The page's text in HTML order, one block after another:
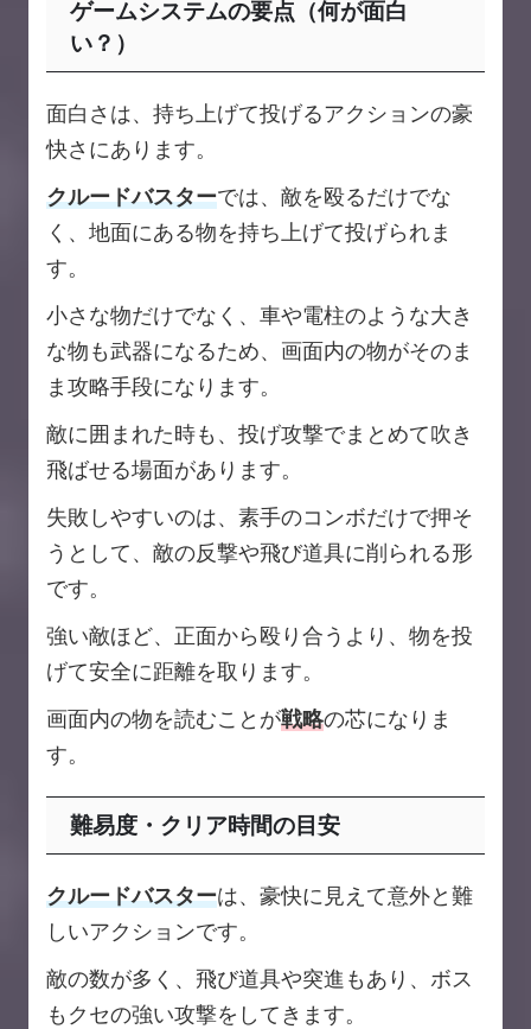
ゲームシステムの要点（何が面白
い？）
面白さは、持ち上げて投げるアクションの豪
快さにあります。
クルードバスターでは、敵を殴るだけでな
く、地面にある物を持ち上げて投げられま
す。
小さな物だけでなく、車や電柱のような大き
な物も武器になるため、画面内の物がそのま
ま攻略手段になります。
敵に囲まれた時も、投げ攻撃でまとめて吹き
飛ばせる場面があります。
失敗しやすいのは、素手のコンボだけで押そ
うとして、敵の反撃や飛び道具に削られる形
です。
強い敵ほど、正面から殴り合うより、物を投
げて安全に距離を取ります。
画面内の物を読むことが戦略の芯になりま
す。
難易度・クリア時間の目安
クルードバスターは、豪快に見えて意外と難
しいアクションです。
敵の数が多く、飛び道具や突進もあり、ボス
もクセの強い攻撃をしてきます。